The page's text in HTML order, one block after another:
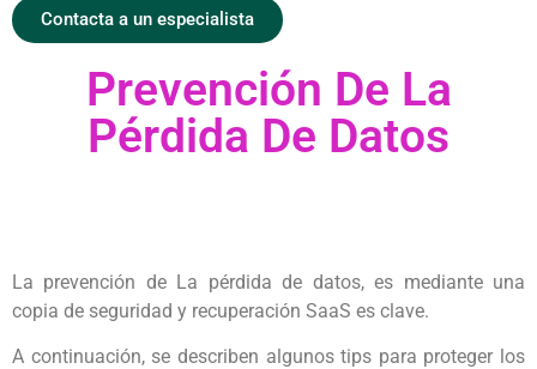
Contacta a un especialista
Prevención De La
Pérdida De Datos
La prevención de La pérdida de datos, es mediante una
copia de seguridad y recuperación SaaS es clave.
A continuación, se describen algunos tips para proteger los